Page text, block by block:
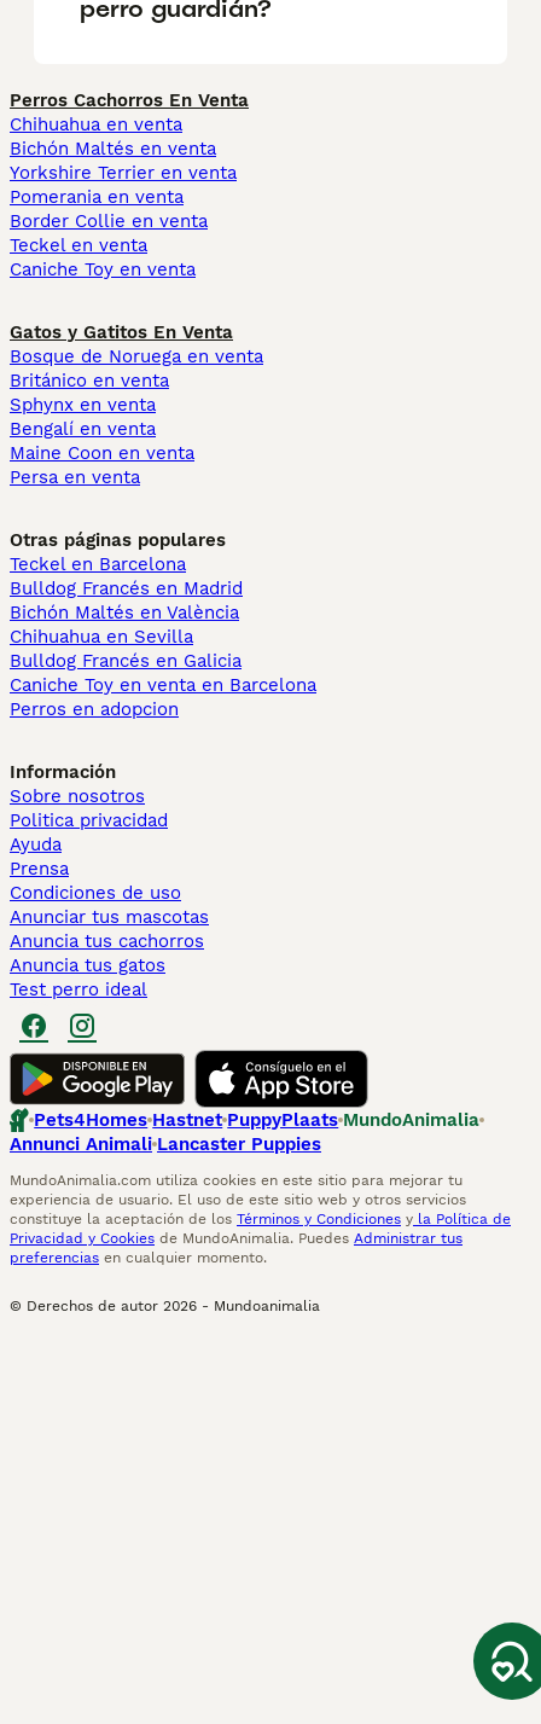
perro guardián?
Perros Cachorros En Venta
Chihuahua en venta
Bichón Maltés en venta
Yorkshire Terrier en venta
Pomerania en venta
Border Collie en venta
Teckel en venta
Caniche Toy en venta
Gatos y Gatitos En Venta
Bosque de Noruega en venta
Británico en venta
Sphynx en venta
Bengalí en venta
Maine Coon en venta
Persa en venta
Otras páginas populares
Teckel en Barcelona
Bulldog Francés en Madrid
Bichón Maltés en València
Chihuahua en Sevilla
Bulldog Francés en Galicia
Caniche Toy en venta en Barcelona
Perros en adopcion
Información
Sobre nosotros
Politica privacidad
Ayuda
Prensa
Condiciones de uso
Anunciar tus mascotas
Anuncia tus cachorros
Anuncia tus gatos
Test perro ideal
Pets4Homes Hastnet PuppyPlaats MundoAnimalia
Annunci Animali Lancaster Puppies
MundoAnimalia.com utiliza cookies en este sitio para mejorar tu
experiencia de usuario. El uso de este sitio web y otros servicios
constituye la aceptación de los Términos y Condiciones y la Política de
Privacidad y Cookies de MundoAnimalia. Puedes Administrar tus
preferencias en cualquier momento.
© Derechos de autor 2026 - Mundoanimalia